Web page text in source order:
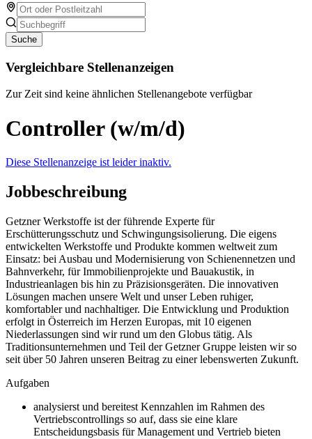
Suche
Vergleichbare Stellenanzeigen
Zur Zeit sind keine ähnlichen Stellenangebote verfügbar
Controller (w/m/d)
Diese Stellenanzeige ist leider inaktiv.
Jobbeschreibung
Getzner Werkstoffe ist der führende Experte für
Erschütterungsschutz und Schwingungsisolierung. Die eigens
entwickelten Werkstoffe und Produkte kommen weltweit zum
Einsatz: bei Ausbau und Modernisierung von Schienennetzen und
Bahnverkehr, für Immobilienprojekte und Bauakustik, in
Industrieanlagen bis hin zu Präzisionsgeräten. Die innovativen
Lösungen machen unsere Welt und unser Leben ruhiger,
komfortabler und nachhaltiger. Die Entwicklung und Produktion
erfolgt in Österreich im Herzen Europas, mit 10 eigenen
Niederlassungen sind wir rund um den Globus tätig. Als
Traditionsunternehmen und Teil der Getzner Gruppe leisten wir so
seit über 50 Jahren unseren Beitrag zu einer lebenswerten Zukunft.
Aufgaben
analysierst und bereitest Kennzahlen im Rahmen des
Vertriebscontrollings so auf, dass sie eine klare
Entscheidungsbasis für Management und Vertrieb bieten